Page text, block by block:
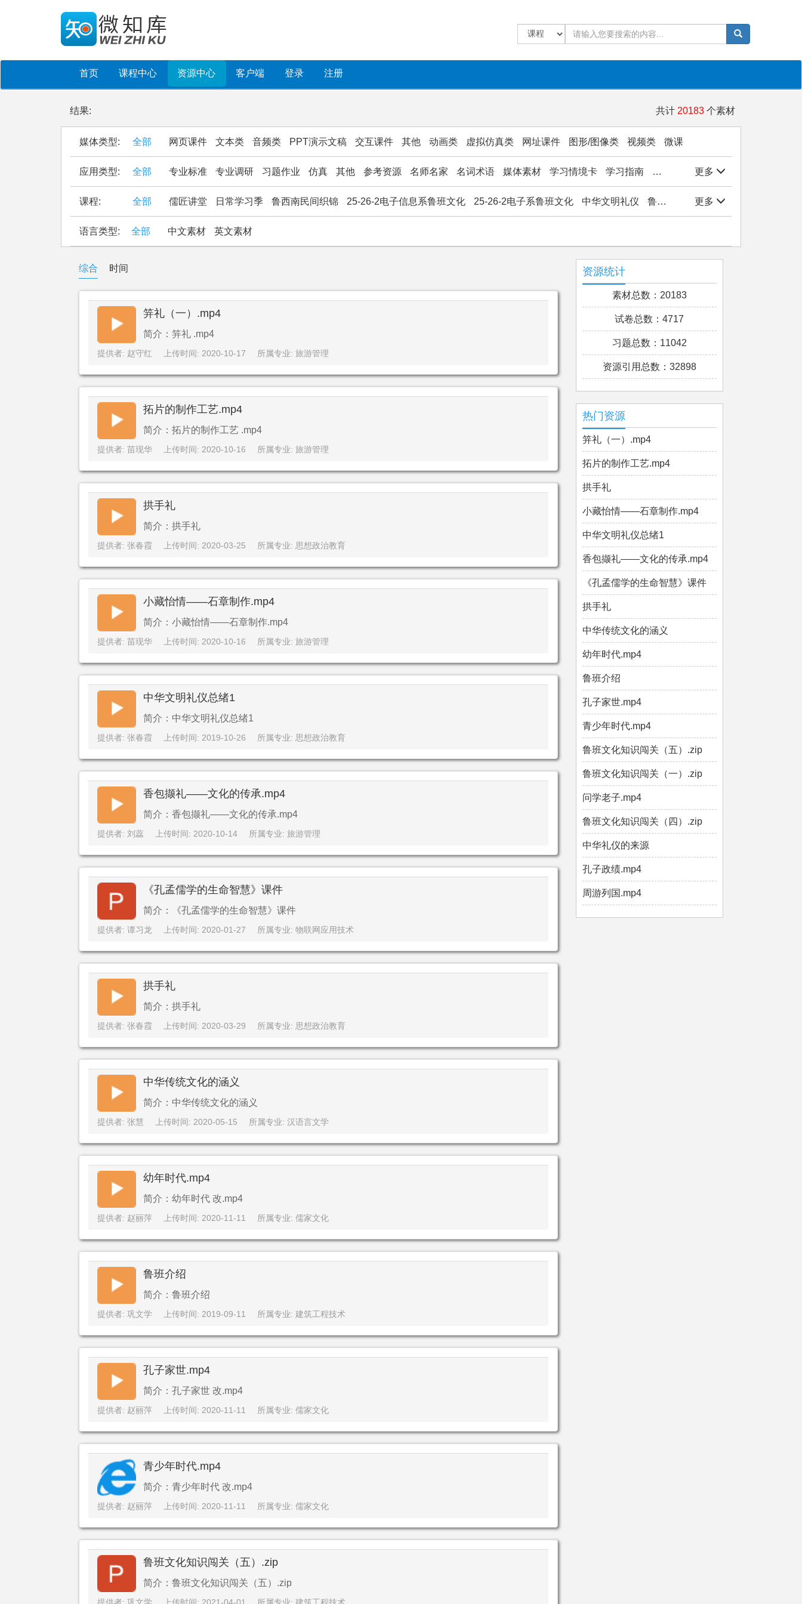
首页 课程中心 资源中心 客户端 登录 注册
结果: 共计 20183 个素材
媒体类型: 全部 网页课件 文本类 音频类 PPT演示文稿 交互课件 其他 动画类 虚拟仿真类 网址课件 图形/图像类 视频类 微课
应用类型: 全部 专业标准 专业调研 习题作业 仿真 其他 参考资源 名师名家 名词术语 媒体素材 学习情境卡 学习指南 学生作品 实验/实训/实习
更多
课程: 全部 儒匠讲堂 日常学习季 鲁西南民间织锦 25-26-2电子信息系鲁班文化 25-26-2电子系鲁班文化 中华文明礼仪 鲁班文化与工匠精神 更多
语言类型: 全部 中文素材 英文素材
综合 时间
笄礼（一）.mp4
简介：笄礼 .mp4
提供者: 赵守红 上传时间: 2020-10-17 所属专业: 旅游管理
拓片的制作工艺.mp4
简介：拓片的制作工艺 .mp4
提供者: 苗现华 上传时间: 2020-10-16 所属专业: 旅游管理
拱手礼
简介：拱手礼
提供者: 张春霞 上传时间: 2020-03-25 所属专业: 思想政治教育
小藏怡情——石章制作.mp4
简介：小藏怡情——石章制作.mp4
提供者: 苗现华 上传时间: 2020-10-16 所属专业: 旅游管理
中华文明礼仪总绪1
简介：中华文明礼仪总绪1
提供者: 张春霞 上传时间: 2019-10-26 所属专业: 思想政治教育
香包撷礼——文化的传承.mp4
简介：香包撷礼——文化的传承.mp4
提供者: 刘蕊 上传时间: 2020-10-14 所属专业: 旅游管理
《孔孟儒学的生命智慧》课件
简介：《孔孟儒学的生命智慧》课件
提供者: 谭习龙 上传时间: 2020-01-27 所属专业: 物联网应用技术
拱手礼
简介：拱手礼
提供者: 张春霞 上传时间: 2020-03-29 所属专业: 思想政治教育
中华传统文化的涵义
简介：中华传统文化的涵义
提供者: 张慧 上传时间: 2020-05-15 所属专业: 汉语言文学
幼年时代.mp4
简介：幼年时代 改.mp4
提供者: 赵丽萍 上传时间: 2020-11-11 所属专业: 儒家文化
鲁班介绍
简介：鲁班介绍
提供者: 巩文学 上传时间: 2019-09-11 所属专业: 建筑工程技术
孔子家世.mp4
简介：孔子家世 改.mp4
提供者: 赵丽萍 上传时间: 2020-11-11 所属专业: 儒家文化
青少年时代.mp4
简介：青少年时代 改.mp4
提供者: 赵丽萍 上传时间: 2020-11-11 所属专业: 儒家文化
鲁班文化知识闯关（五）.zip
简介：鲁班文化知识闯关（五）.zip
资源统计
素材总数：20183
试卷总数：4717
习题总数：11042
资源引用总数：32898
热门资源
笄礼（一）.mp4
拓片的制作工艺.mp4
拱手礼
小藏怡情——石章制作.mp4
中华文明礼仪总绪1
香包撷礼——文化的传承.mp4
《孔孟儒学的生命智慧》课件
拱手礼
中华传统文化的涵义
幼年时代.mp4
鲁班介绍
孔子家世.mp4
青少年时代.mp4
鲁班文化知识闯关（五）.zip
鲁班文化知识闯关（一）.zip
问学老子.mp4
鲁班文化知识闯关（四）.zip
中华礼仪的来源
孔子政绩.mp4
周游列国.mp4